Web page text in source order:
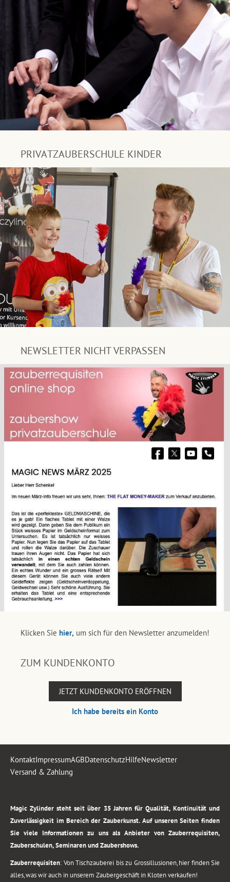
PRIVATZAUBERSCHULE KINDER
NEWSLETTER NICHT VERPASSEN
Klicken Sie hier, um sich für den Newsletter anzumelden!
ZUM KUNDENKONTO
JETZT KUNDENKONTO ERÖFFNEN
Ich habe bereits ein Konto
KontaktImpressumAGBDatenschutzHilfeNewsletter
Versand & Zahlung
Magic Zylinder steht seit über 35 Jahren für Qualität, Kontinuität und
Zuverlässigkeit im Bereich der Zauberkunst. Auf unseren Seiten finden
Sie viele Informationen zu uns als Anbieter von Zauberrequisiten,
Zauberschulen, Seminaren und Zaubershows.
Zauberrequisiten: Von Tischzauberei bis zu Grossillusionen, hier finden Sie
alles, was wir auch in unserem Zaubergeschäft in Kloten verkaufen!